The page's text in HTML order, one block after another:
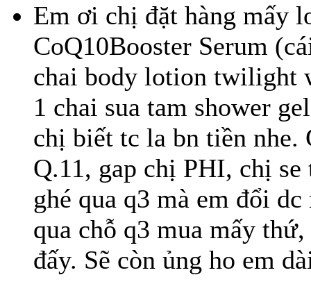
Em ơi chị đặt hàng mấy
CoQ10Booster Serum
chai body lotion twilight
1 chai sua tam shower
chị biết tc la bn tiền nhe.
Q.11, gap chị PHI, chị
ghé qua q3 mà em đổi
qua chỗ q3 mua mấy
đấy. Sẽ còn ủng ho em